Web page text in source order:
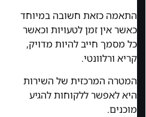
התאמה כזאת חשובה במיוחד
כאשר אין זמן לטעויות וכאשר
כל מסמך חייב להיות מדויק,
קריא ורלוונטי.
המטרה המרכזית של השירות
היא לאפשר ללקוחות להגיע
מוכנים.